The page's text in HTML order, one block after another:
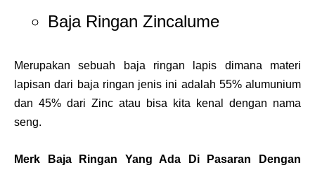
Baja Ringan Zincalume
Merupakan sebuah baja ringan lapis dimana materi
lapisan dari baja ringan jenis ini adalah 55% alumunium
dan 45% dari Zinc atau bisa kita kenal dengan nama
seng.
Merk Baja Ringan Yang Ada Di Pasaran Dengan